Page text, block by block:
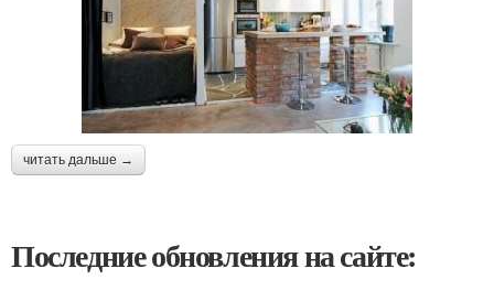
читать дальше →
Последние обновления на сайте: